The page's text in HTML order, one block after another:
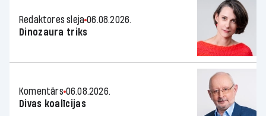
Redaktores sleja 06.08.2026.
Dinozaura triks
Komentārs 06.08.2026.
Divas koalīcijas